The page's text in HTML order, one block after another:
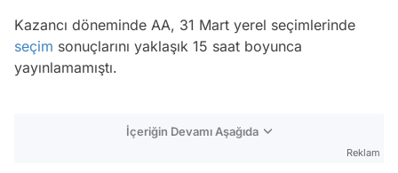
Kazancı döneminde AA, 31 Mart yerel seçimlerinde
seçim sonuçlarını yaklaşık 15 saat boyunca
yayınlamamıştı.
İçeriğin Devamı Aşağıda
Reklam